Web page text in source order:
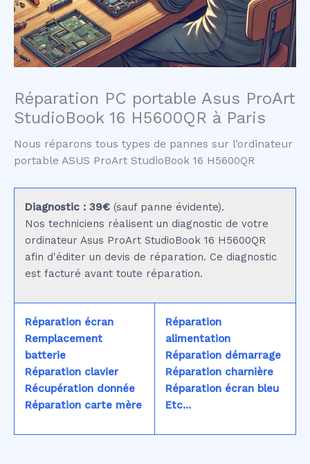
Réparation PC portable Asus ProArt
StudioBook 16 H5600QR à Paris
Nous réparons tous types de pannes sur l’ordinateur
portable ASUS ProArt StudioBook 16 H5600QR
Diagnostic : 39€ (sauf panne évidente).
Nos techniciens réalisent un diagnostic de votre
ordinateur Asus ProArt StudioBook 16 H5600QR
afin d'éditer un devis de réparation. Ce diagnostic
est facturé avant toute réparation.
Réparation écran
Remplacement
batterie
Réparation clavier
Récupération donnée
Réparation carte mère
Réparation
alimentation
Réparation démarrage
Réparation charnière
Réparation écran bleu
Etc...